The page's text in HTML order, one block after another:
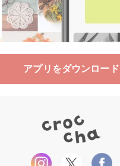
アプリをダウンロード